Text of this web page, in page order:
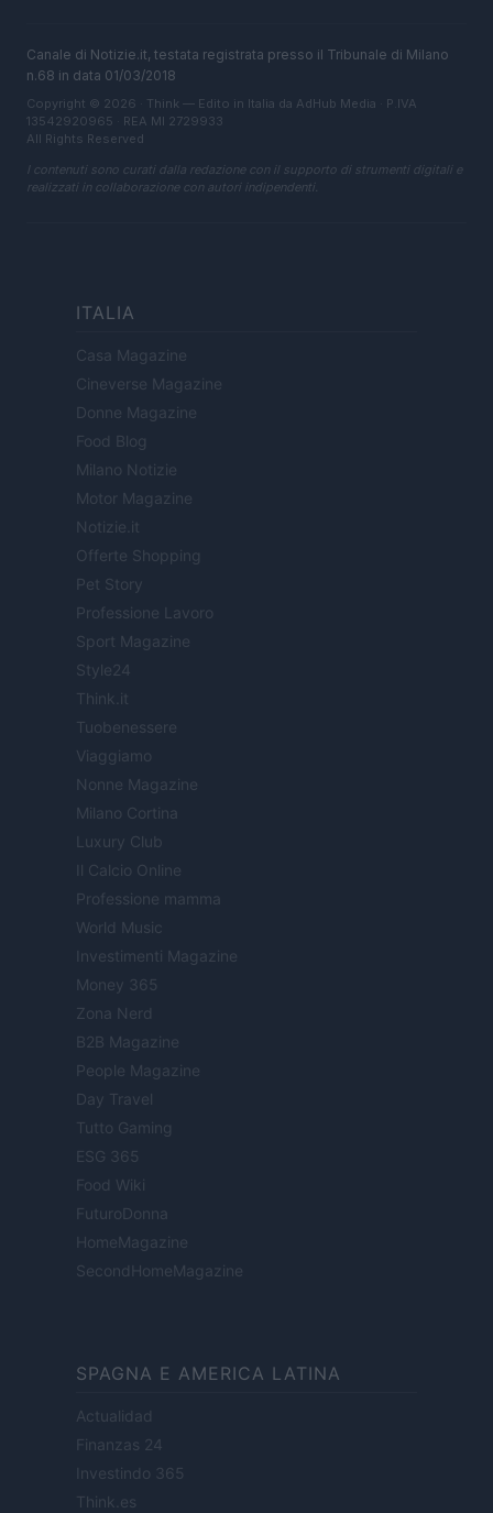
Canale di Notizie.it, testata registrata presso il Tribunale di Milano
n.68 in data 01/03/2018
Copyright © 2026 · Think — Edito in Italia da AdHub Media · P.IVA
13542920965 · REA MI 2729933
All Rights Reserved
I contenuti sono curati dalla redazione con il supporto di strumenti digitali e
realizzati in collaborazione con autori indipendenti.
ITALIA
Casa Magazine
Cineverse Magazine
Donne Magazine
Food Blog
Milano Notizie
Motor Magazine
Notizie.it
Offerte Shopping
Pet Story
Professione Lavoro
Sport Magazine
Style24
Think.it
Tuobenessere
Viaggiamo
Nonne Magazine
Milano Cortina
Luxury Club
Il Calcio Online
Professione mamma
World Music
Investimenti Magazine
Money 365
Zona Nerd
B2B Magazine
People Magazine
Day Travel
Tutto Gaming
ESG 365
Food Wiki
FuturoDonna
HomeMagazine
SecondHomeMagazine
SPAGNA E AMERICA LATINA
Actualidad
Finanzas 24
Investindo 365
Think.es